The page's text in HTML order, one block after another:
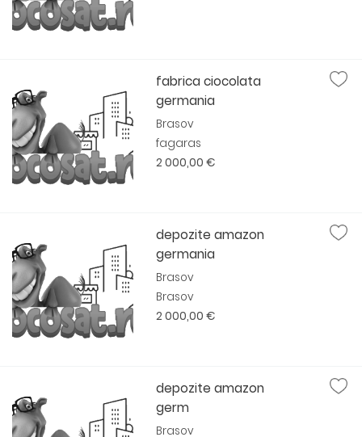
fabrica ciocolata
germania
Brasov
fagaras
2 000,00 €
depozite amazon
germania
Brasov
Brasov
2 000,00 €
depozite amazon
germ
Brasov